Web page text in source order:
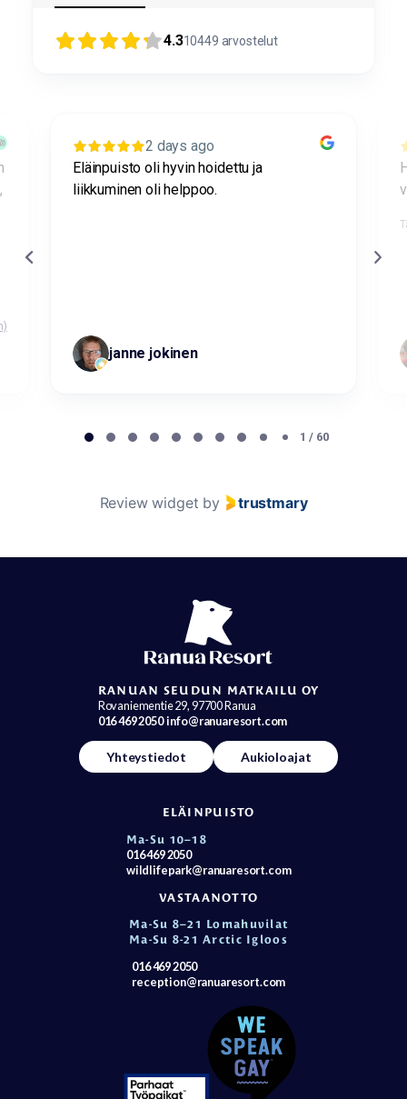
4.310449 arvostelut
2 days ago
Eläinpuisto oli hyvin hoidettu ja
liikkuminen oli helppoo.
janne jokinen
1 / 60
Review widget by trustmary
RANUAN SEUDUN MATKAILU OY
Rovaniementie 29, 97700 Ranua
016 469 2050info@ranuaresort.com
Yhteystiedot Aukioloajat
ELÄINPUISTO
Ma-Su 10–18
016 469 2050
wildlifepark@ranuaresort.com
VASTAANOTTO
Ma-Su 8–21 Lomahuvilat
Ma-Su 8-21 Arctic Igloos
016 469 2050
reception@ranuaresort.com